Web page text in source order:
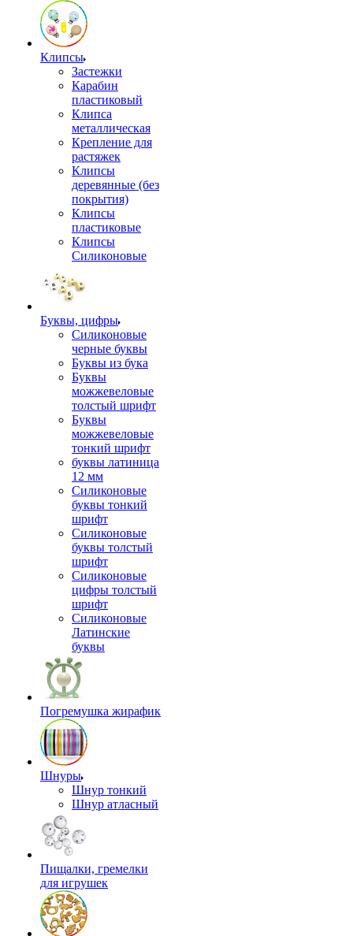
Клипсы
Застежки
Карабин
пластиковый
Клипса
металлическая
Крепление для
растяжек
Клипсы
деревянные (без
покрытия)
Клипсы
пластиковые
Клипсы
Силиконовые
Буквы, цифры
Силиконовые
черные буквы
Буквы из бука
Буквы
можжевеловые
толстый шрифт
Буквы
можжевеловые
тонкий шрифт
буквы латиница
12 мм
Силиконовые
буквы тонкий
шрифт
Силиконовые
буквы толстый
шрифт
Силиконовые
цифры толстый
шрифт
Силиконовые
Латинские
буквы
Погремушка жирафик
Шнуры
Шнур тонкий
Шнур атласный
Пищалки, гремелки
для игрушек